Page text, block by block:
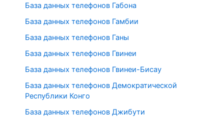
База данных телефонов Габона
База данных телефонов Гамбии
База данных телефонов Ганы
База данных телефонов Гвинеи
База данных телефонов Гвинеи-Бисау
База данных телефонов Демократической
Республики Конго
База данных телефонов Джибути